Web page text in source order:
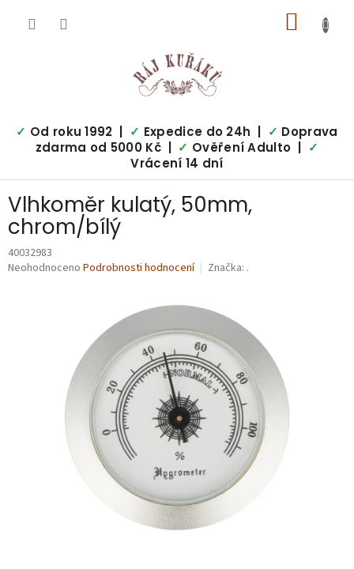
KOŠÍK
✓ Od roku 1992 | ✓ Expedice do 24h | ✓ Doprava
zdarma od 5000 Kč | ✓ Ověření Adulto |
✓
Vrácení 14 dní
Vlhkoměr kulatý, 50mm,
chrom/bílý
40032983
Průměrné
Neohodnoceno Podrobnosti hodnocení Značka: .